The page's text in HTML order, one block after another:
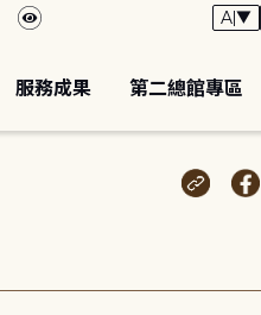
服務成果 第二總館專區